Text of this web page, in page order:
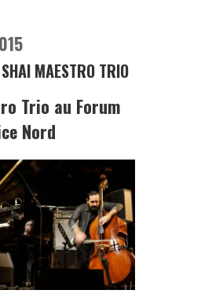
MAESTRO TRIO
Trio au Forum
Nord